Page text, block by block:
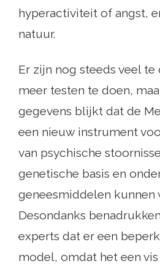
hyperactiviteit of angst,
natuur.
Er zijn nog steeds veel te
meer testen te doen,
gegevens blijkt dat de
een nieuw instrument
van psychische
genetische basis en
geneesmiddelen kunnen
Desondanks
experts dat er een
model, omdat het een